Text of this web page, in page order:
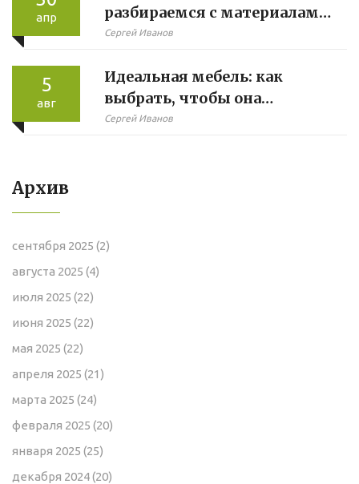
апр
разбираемся с материалами
и дизайном
Сергей Иванов
5
авг
Идеальная мебель: как
выбрать, чтобы она
соответствовала вашему
Сергей Иванов
Архив
сентября 2025 (2)
августа 2025 (4)
июля 2025 (22)
июня 2025 (22)
мая 2025 (22)
апреля 2025 (21)
марта 2025 (24)
февраля 2025 (20)
января 2025 (25)
декабря 2024(20)